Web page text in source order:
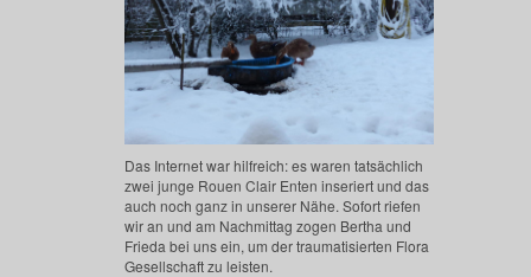
Das Internet war hilfreich: es waren tatsächlich
zwei junge Rouen Clair Enten inseriert und das
auch noch ganz in unserer Nähe. Sofort riefen
wir an und am Nachmittag zogen Bertha und
Frieda bei uns ein, um der traumatisierten Flora
Gesellschaft zu leisten.